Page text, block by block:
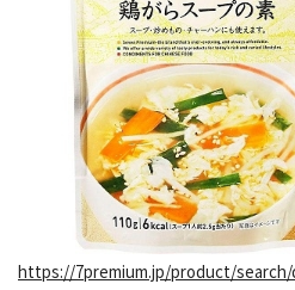
https://7premium.jp/product/search/